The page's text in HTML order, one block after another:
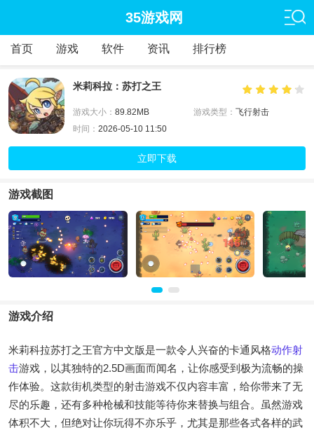
35游戏网
首页 游戏 软件 资讯 排行榜
米莉科拉：苏打之王
游戏大小： 89.82MB 游戏类型： 飞行射击
时间： 2026-05-10 11:50
立即下载
游戏截图
游戏介绍
米莉科拉苏打之王官方中文版是一款令人兴奋的卡通风格动作射
击游戏，以其独特的2.5D画面而闻名，让你感受到极为流畅的操
作体验。这款街机类型的射击游戏不仅内容丰富，给你带来了无
尽的乐趣，还有多种枪械和技能等待你来替换与组合。虽然游戏
体积不大，但绝对让你玩得不亦乐乎，尤其是那些各式各样的武